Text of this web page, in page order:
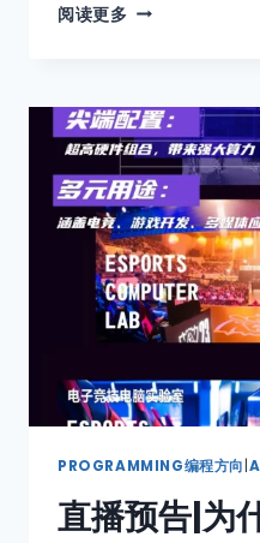
阅读更多
PROGRAMMING编程方向
直播预告|为